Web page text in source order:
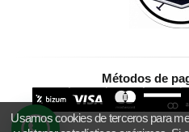
Métodos de
Usamos cookies de terceros para